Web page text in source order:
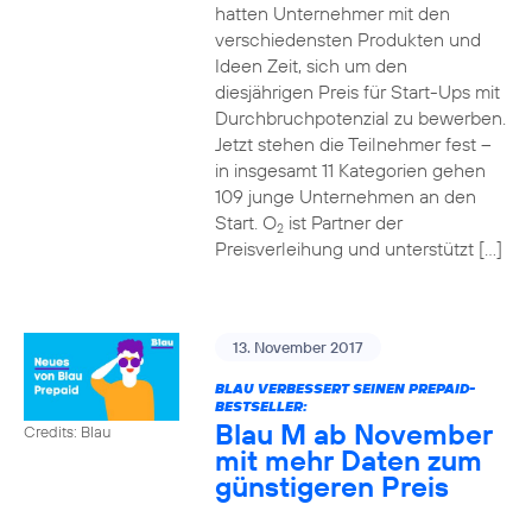
hatten Unternehmer mit den
verschiedensten Produkten und
Ideen Zeit, sich um den
diesjährigen Preis für Start-Ups mit
Durchbruchpotenzial zu bewerben.
Jetzt stehen die Teilnehmer fest –
in insgesamt 11 Kategorien gehen
109 junge Unternehmen an den
Start. O2ist Partner der
Preisverleihung und unterstützt […]
Credits: Blau
13. November 2017
BLAU VERBESSERT SEINEN PREPAID-
BESTSELLER:
Blau M ab November
mit mehr Daten zum
günstigeren Preis